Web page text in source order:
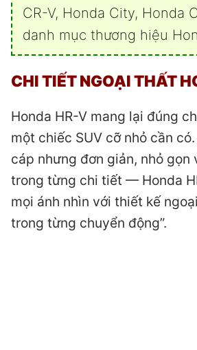
CR-V, Honda City, Honda
danh mục thương hiệu
CHI TIẾT NGOẠI THẤT
Honda HR-V mang lại đúng
một chiếc SUV cỡ nhỏ cần
cáp nhưng đơn giản, nhỏ gọn
trong từng chi tiết — Honda
mọi ánh nhìn với thiết kế
trong từng chuyển động”.